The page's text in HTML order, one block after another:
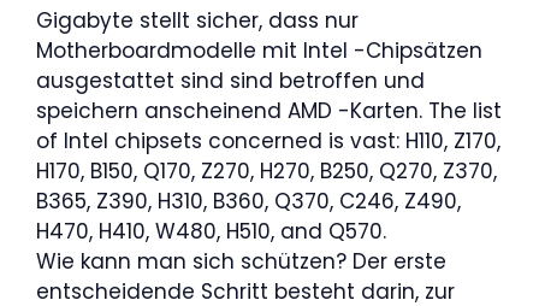
Gigabyte stellt sicher, dass nur
Motherboardmodelle mit Intel -Chipsätzen
ausgestattet sind sind betroffen und
speichern anscheinend AMD -Karten. The list
of Intel chipsets concerned is vast: H110, Z170,
H170, B150, Q170, Z270, H270, B250, Q270, Z370,
B365, Z390, H310, B360, Q370, C246, Z490,
H470, H410, W480, H510, and Q570.
Wie kann man sich schützen? Der erste
entscheidende Schritt besteht darin, zur